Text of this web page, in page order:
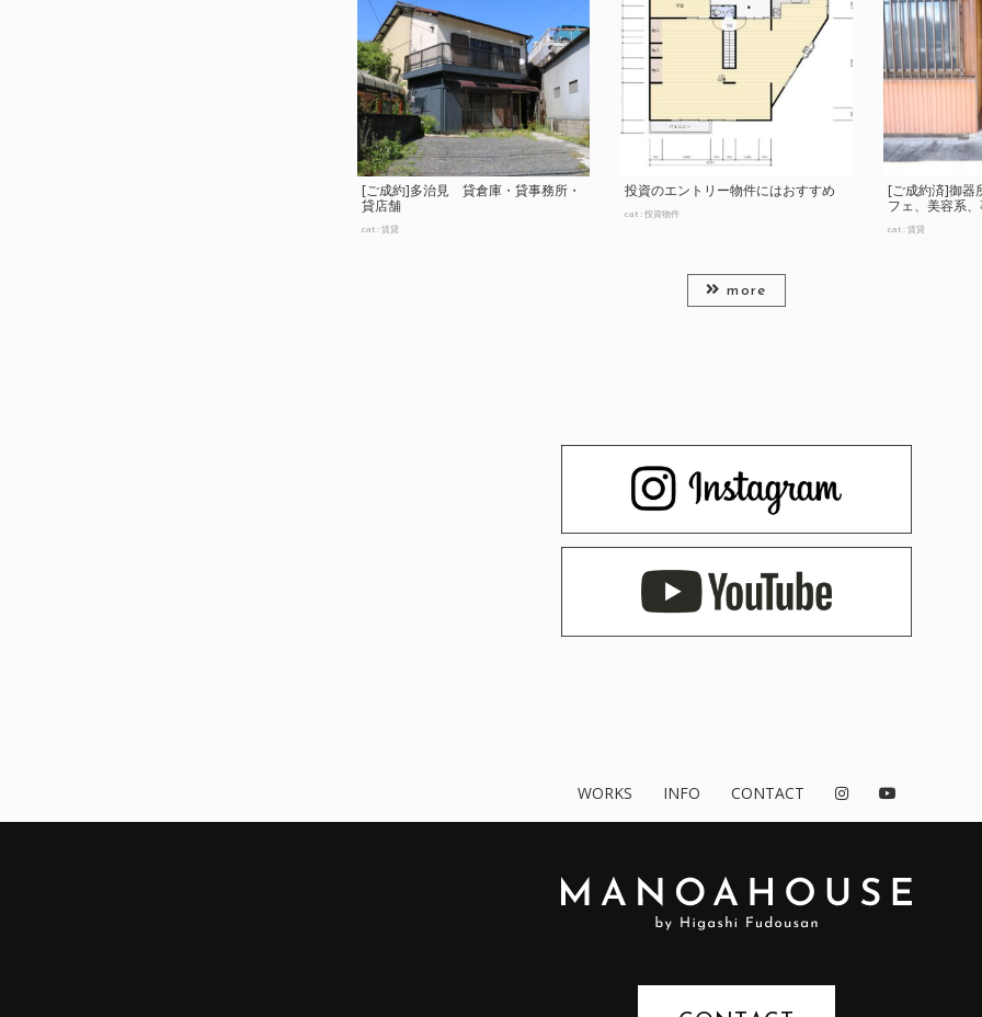
[ご成約]多治見 貸倉庫・貸事務所・
貸店舗
cat :賃貸
投資のエントリー物件にはおすすめ
cat :投資物件
[ご成約済]御
フェ、美容系
cat :賃貸
more
WORKS INFO CONTACT